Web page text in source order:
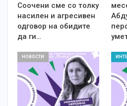
Соочени сме со толку
насилен и агресивен
одговор на обидите
да ги…
НОВОСТИ